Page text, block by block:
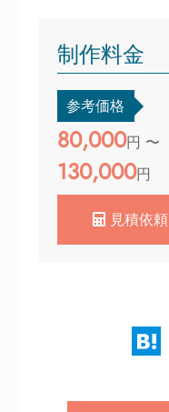
制作料金
参考価格
80,000円 〜
130,000円
見積依頼